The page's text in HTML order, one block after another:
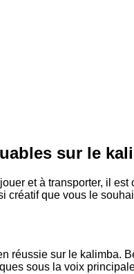
sur le
et à transporter, il
créatif que vous le
réussie sur le
sous la voix